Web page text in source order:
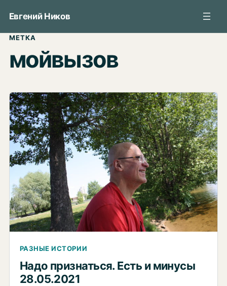
содержимому
Евгений Ников
МЕТКА
мойвызов
РАЗНЫЕ ИСТОРИИ
Надо признаться. Есть и минусы
28.05.2021